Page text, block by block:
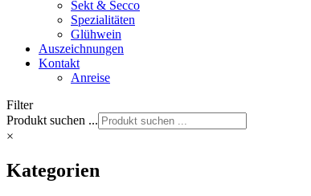
Sekt & Secco
Spezialitäten
Glühwein
Auszeichnungen
Kontakt
Anreise
Filter
Produkt suchen ...
×
Kategorien